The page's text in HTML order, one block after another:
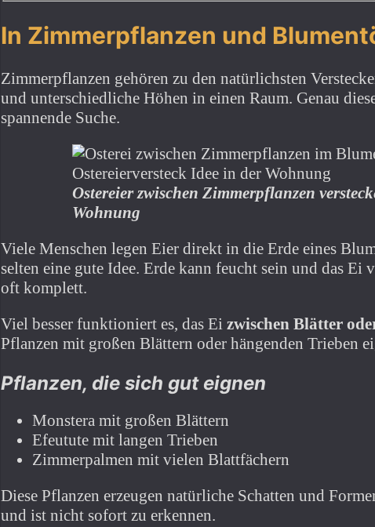
In Zimmerpflanzen und
Zimmerpflanzen gehören zu den natürlichsten
und unterschiedliche Höhen in einen Raum. Genau
spannende Suche.
Ostereier zwischen Zimmerpflanzen
Wohnung
Viele Menschen legen Eier direkt in die Erde eines
selten eine gute Idee. Erde kann feucht sein und das Ei
oft komplett.
Viel besser funktioniert es, das Eizwischen Blätter
Pflanzen mit großen Blättern oder hängenden Trieben
Pflanzen, die sich gut eignen
Monstera mit großen Blättern
Efeutute mit langen Trieben
Zimmerpalmen mit vielen Blattfächern
Diese Pflanzen erzeugen natürliche Schatten und
und ist nicht sofort zu erkennen.